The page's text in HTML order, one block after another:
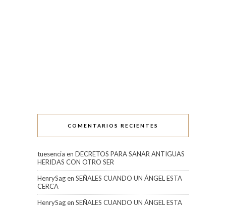
COMENTARIOS RECIENTES
tuesencia en DECRETOS PARA SANAR ANTIGUAS
HERIDAS CON OTRO SER
HenrySagen SEÑALES CUANDO UN ÁNGEL ESTA
CERCA
HenrySagen SEÑALES CUANDO UN ÁNGEL ESTA